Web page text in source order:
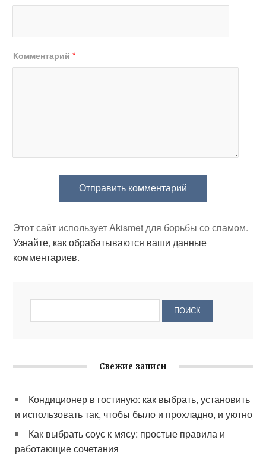
Комментарий*
Этот сайт использует Akismet для борьбы со спамом.
Узнайте, как обрабатываются ваши данные
комментариев.
Свежие записи
Кондиционер в гостиную: как выбрать, установить
и использовать так, чтобы было и прохладно, и уютно
Как выбрать соус к мясу: простые правила и
работающие сочетания